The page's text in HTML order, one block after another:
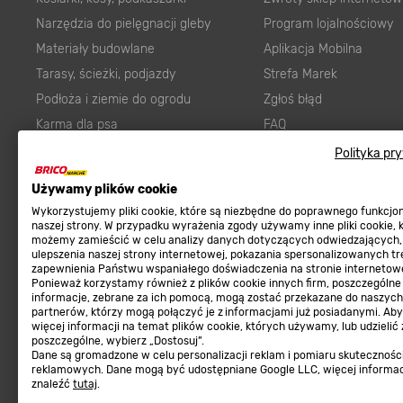
Polityka
Używamy plików cookie
Wykorzystujemy pliki cookie, które są niezbędne do poprawnego
naszej strony. W przypadku wyrażenia zgody używamy inne pliki cookie,
możemy zamieścić w celu analizy danych dotyczących odwiedzających,
ulepszenia naszej strony internetowej, pokazania spersonalizowanych
zapewnienia Państwu wspaniałego doświadczenia na stronie
Ponieważ korzystamy również z plików cookie innych firm, poszczególne
informacje, zebrane za ich pomocą, mogą zostać przekazane do naszych
partnerów, którzy mogą połączyć je z informacjami już posiadanymi.
więcej informacji na temat plików cookie, których używamy, lub udzielić
poszczególne, wybierz „Dostosuj”.
Dane są gromadzone w celu personalizacji reklam i pomiaru
reklamowych. Dane mogą być udostępniane Google LLC, więcej
znaleźć tutaj.
Narzędzia do pielęgnacji gleby
Materiały budowlane
Tarasy, ścieżki, podjazdy
Podłoża i ziemie do ogrodu
Karma dla psa
Farby wewnętrzne białe
Elektryka
Panele
Elektronarzędzia
Płytki
Panele podłogowe
Płyty OSB/HDF
Grabie do ogrodu
Program lojalnościowy
Aplikacja Mobilna
Strefa Marek
Zgłoś błąd
FAQ
Prawny obowiązek
Regulaminy
Regulaminy
Polityka prywatności